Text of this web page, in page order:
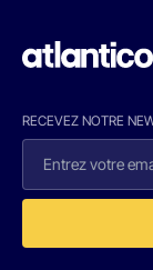
RECEVEZ NOTRE